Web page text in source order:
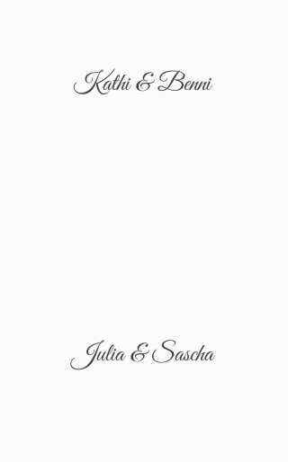
Kathi & Benni
Julia & Sascha